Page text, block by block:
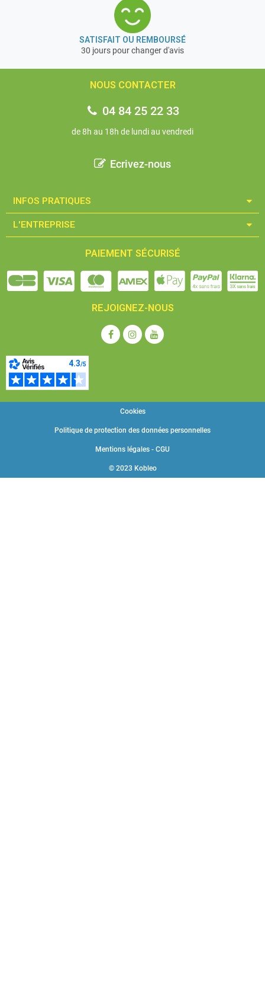
SATISFAIT OU REMBOURSÉ
30 jours pour changer d'avis
NOUS CONTACTER
04 84 25 22 33
de 8h au 18h de lundi au vendredi
Ecrivez-nous
INFOS PRATIQUES​
L'ENTREPRISE​
PAIEMENT SÉCURISÉ
REJOIGNEZ-NOUS
© 2023 Kobleo
Mentions légales - CGU
Politique de protection des données personnelles
Cookies